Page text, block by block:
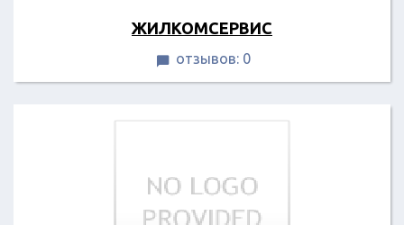
ЖИЛКОМСЕРВИС
 отзывов: 0